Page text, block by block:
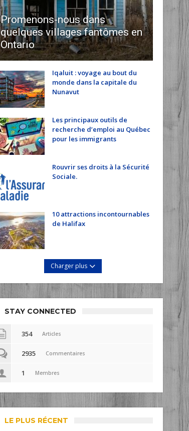
Promenons-nous dans
quelques villages fantômes en
Ontario
Iqaluit : voyage au bout du
monde dans la capitale du
Nunavut
Les principaux outils de
recherche d’emploi au Québec
pour les immigrants
Rouvrir ses droits à la Sécurité
Sociale.
10 attractions incontournables
de Halifax
Charger plus
STAY CONNECTED
354 Articles
2935 Commentaires
1 Membres
LE PLUS RÉCENT